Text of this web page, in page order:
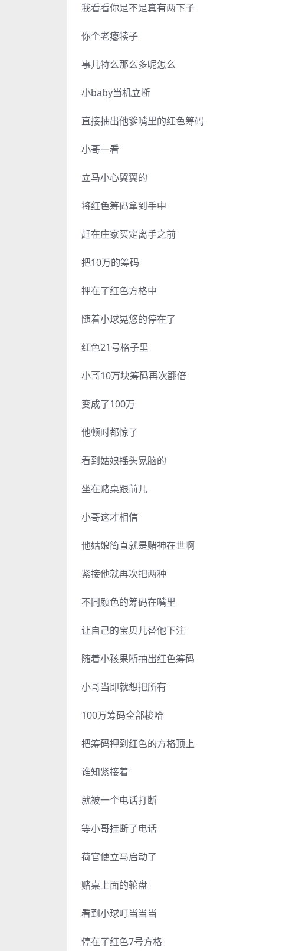
我看看你是不是真有两下子
你个老瘪犊子
事儿特么那么多呢怎么
小baby当机立断
直接抽出他爹嘴里的红色筹码
小哥一看
立马小心翼翼的
将红色筹码拿到手中
赶在庄家买定离手之前
把10万的筹码
押在了红色方格中
随着小球晃悠的停在了
红色21号格子里
小哥10万块筹码再次翻倍
变成了100万
他顿时都惊了
看到姑娘摇头晃脑的
坐在赌桌跟前儿
小哥这才相信
他姑娘简直就是赌神在世啊
紧接他就再次把两种
不同颜色的筹码在嘴里
让自己的宝贝儿替他下注
随着小孩果断抽出红色筹码
小哥当即就想把所有
100万筹码全部梭哈
把筹码押到红色的方格顶上
谁知紧接着
就被一个电话打断
等小哥挂断了电话
荷官便立马启动了
赌桌上面的轮盘
看到小球叮当当当
停在了红色7号方格